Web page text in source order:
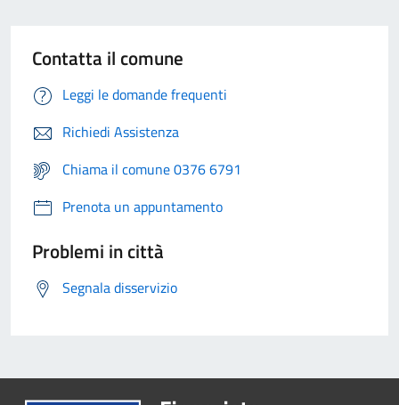
Contatta il comune
Leggi le domande frequenti
Richiedi Assistenza
Chiama il comune 0376 6791
Prenota un appuntamento
Problemi in città
Segnala disservizio